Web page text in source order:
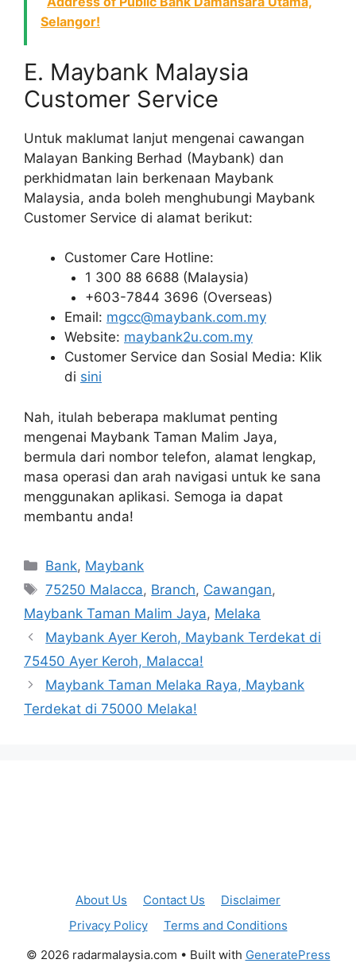
Selangor!
E. Maybank Malaysia
Customer Service
Untuk maklumat lanjut mengenai cawangan
Malayan Banking Berhad (Maybank) dan
perkhidmatan lain berkenaan Maybank
Malaysia, anda boleh menghubungi Maybank
Customer Service di alamat berikut:
Customer Care Hotline:
1 300 88 6688 (Malaysia)
+603-7844 3696 (Overseas)
Email: mgcc@maybank.com.my
Website: maybank2u.com.my
Customer Service dan Sosial Media: Klik
di sini
Nah, itulah beberapa maklumat penting
mengenai Maybank Taman Malim Jaya,
bermula dari nombor telefon, alamat lengkap,
masa operasi dan arah navigasi untuk ke sana
menggunakan aplikasi. Semoga ia dapat
membantu anda!
Categories
Bank, Maybank
Tags
75250 Malacca, Branch, Cawangan,
Maybank Taman Malim Jaya, Melaka
Maybank Ayer Keroh, Maybank Terdekat di
75450 Ayer Keroh, Malacca!
Maybank Taman Melaka Raya, Maybank
Terdekat di 75000 Melaka!
About Us Contact Us
Disclaimer
Privacy Policy
Terms and Conditions
© 2026 radarmalaysia.com • Built with GeneratePress